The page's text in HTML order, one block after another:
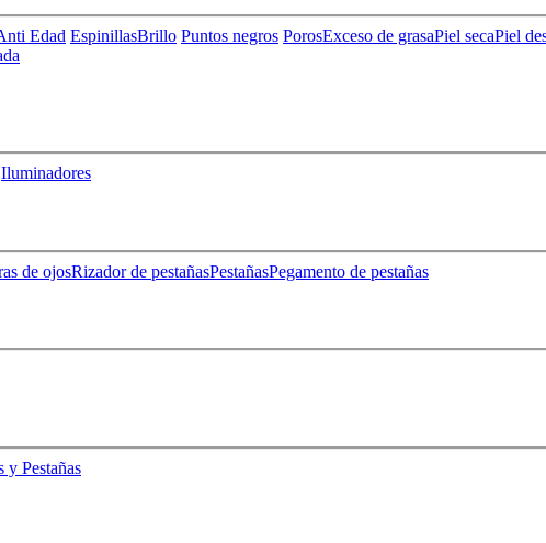
Edad EspinillasBrillo Puntos negros PorosExceso de grasaPiel secaPiel
Iluminadores
de ojosRizador de pestañasPestañasPegamento de pestañas
y Pestañas